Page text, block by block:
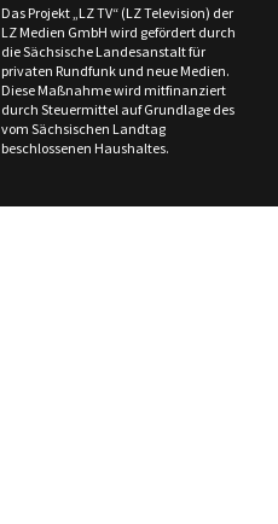
Das Projekt „LZ TV“ (LZ Television) der
LZ Medien GmbH wird gefördert durch
die Sächsische Landesanstalt für
privaten Rundfunk und neue Medien.
Diese Maßnahme wird mitfinanziert
durch Steuermittel auf Grundlage des
vom Sächsischen Landtag
beschlossenen Haushaltes.